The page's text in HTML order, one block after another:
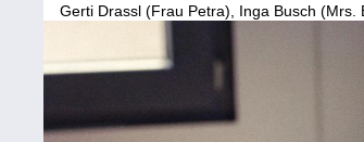
Gerti Drassl (Frau Petra), Inga Busch (Mrs.